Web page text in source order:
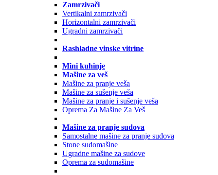
Zamrzivači
Vertikalni zamrzivači
Horizontalni zamrzivači
Ugradni zamrzivači
Rashladne vinske vitrine
Mini kuhinje
Mašine za veš
Mašine za pranje veša
Mašine za sušenje veša
Mašine za pranje i sušenje veša
Oprema Za Mašine Za Veš
Mašine za pranje sudova
Samostalne mašine za pranje sudova
Stone sudomašine
Ugradne mašine za sudove
Oprema za sudomašine